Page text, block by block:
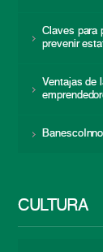
Claves para
prevenir
Ventajas de
CULTURA